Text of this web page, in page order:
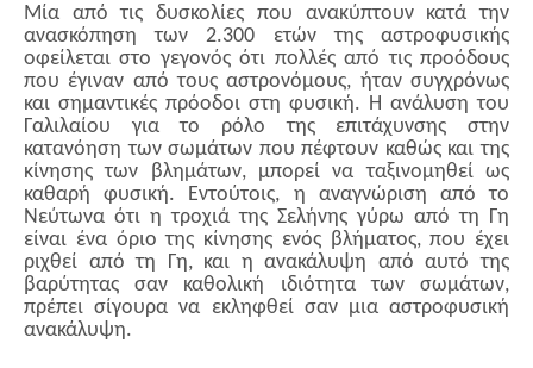
Μία από τις δυσκολίες που ανακύπτουν κατά την
ανασκόπηση των 2.300 ετών της αστροφυσικής
οφείλεται στο γεγονός ότι πολλές από τις προόδους
που έγιναν από τους αστρονόμους, ήταν συγχρόνως
και σημαντικές πρόοδοι στη φυσική. Η ανάλυση του
Γαλιλαίου για το ρόλο της επιτάχυνσης στην
κατανόηση των σωμάτων που πέφτουν καθώς και της
κίνησης των βλημάτων, μπορεί να ταξινομηθεί ως
καθαρή φυσική. Εντούτοις, η αναγνώριση από το
Νεύτωνα ότι η τροχιά της Σελήνης γύρω από τη Γη
είναι ένα όριο της κίνησης ενός βλήματος, που έχει
ριχθεί από τη Γη, και η ανακάλυψη από αυτό της
βαρύτητας σαν καθολική ιδιότητα των σωμάτων,
πρέπει σίγουρα να εκληφθεί σαν μια αστροφυσική
ανακάλυψη.